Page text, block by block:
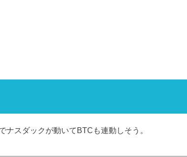
スダックが動いてBTCも連動しそう。